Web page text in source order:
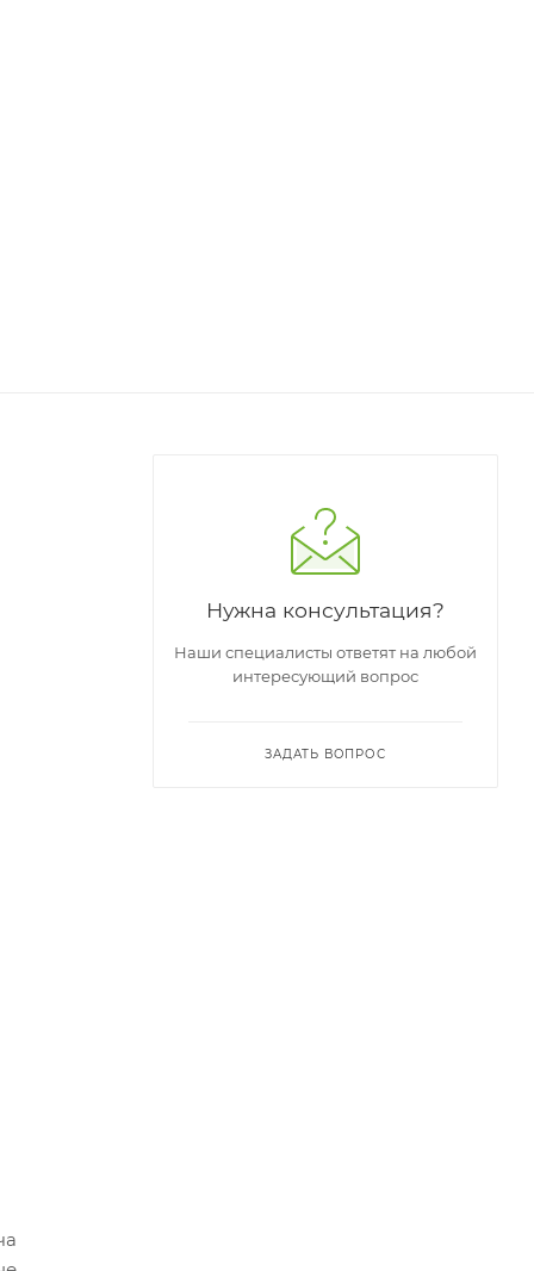
Нужна консультация?
Наши специалисты ответят на любой
интересующий вопрос
ЗАДАТЬ ВОПРОС